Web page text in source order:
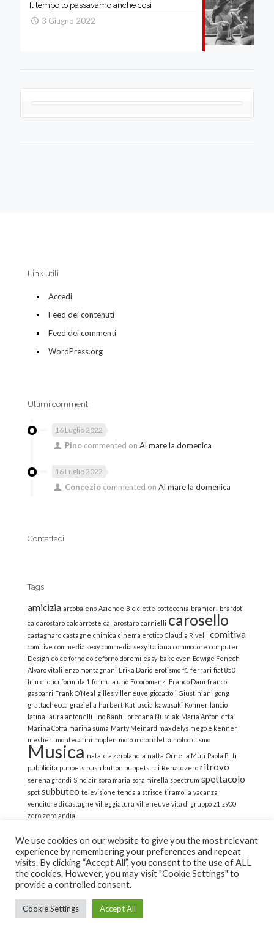
Il tempo lo passavamo anche così
3 Giugno 2022
Link utili
Accedi
Feed dei contenuti
Feed dei commenti
WordPress.org
Ultimi commenti
16 Luglio 2022
Pino commented onAl mare la domenica
16 Luglio 2022
Concezio commented onAl mare la domenica
Contattaci
Tags
amicizia arcobaleno Aziende Biciclette bottecchia bramieri brardot
caldarostaro caldarroste callarostaro carnielli carosello
castagnaro castagne chimica cinema erotico Claudia Rivelli comitiva
comitive commedia sexy commedia sexy italiana commodore computer
Design dolce forno dolceforno doremi easy-bake oven Edwige Fenech
Alvaro vitali enzo montagnani Erika Dario erotismo f1 ferrari fiat 850
film erotici formula 1 formula uno Fotoromanzi Franco Dani franco
gasparri Frank O’Neal gilles villeneuve giocattoli Giustiniani gong
grattachecca graziella harbert Katiuscia kawasaki Kohner lancio
latina laura antonelli lino Banfi Loredana Nusciak Maria Antonietta
Marina Coffa marina suma Marty Meinard max delys mego e kenner
mestieri montecatini moplen moto motocicletta motociclismo
Musica natale a zerolandia natta Ornella Muti Paola Pitti
pubblicita puppets push button puppets rai Renato zero ritrovo
serena grandi Sinclair sora maria sora mirella spectrum spettacolo
spot subbuteo televisione tenda a strisce tiramolla vacanza
venditore di castagne villeggiatura villeneuve vita di gruppo z1 z900
zero zerolandia
© 2022 La Strana Nostalgia | All Rights Reserved | Powered
We use cookies on our website to give you the most relevant
experience by remembering your preferences and repeat
visits. By clicking “Accept All”, you consent to the use of ALL
the cookies. However, you may visit "Cookie Settings" to
provide a controlled consent.
Cookie Settings Accept All